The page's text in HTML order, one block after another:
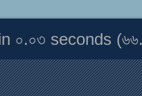
০.০৩ seconds